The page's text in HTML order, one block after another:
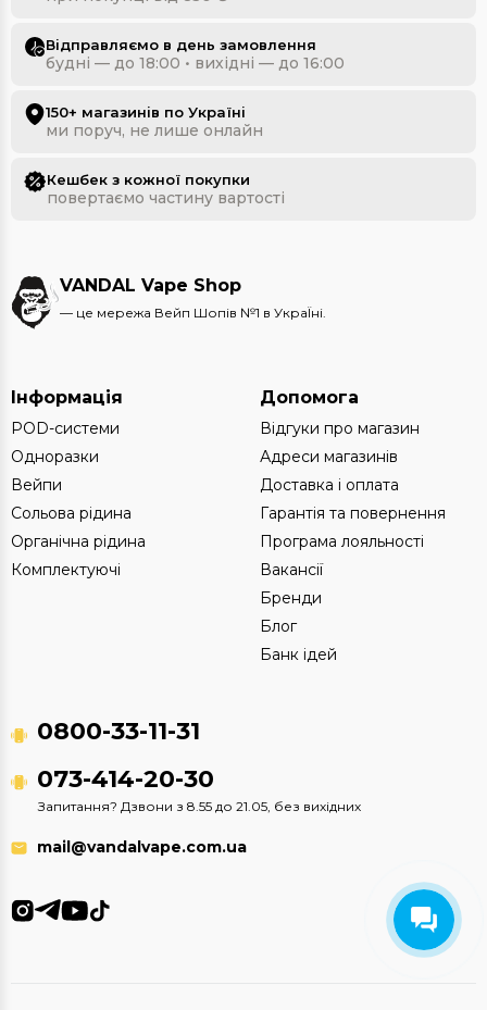
Відправляємо в день замовлення
будні — до 18:00 • вихідні — до 16:00
150+ магазинів по Україні
ми поруч, не лише онлайн
Кешбек з кожної покупки
повертаємо частину вартості
VANDAL Vape Shop
— це мережа Вейп Шопів №1 в УкраЇні.
Інформація
POD-системи
Одноразки
Вейпи
Сольова рідина
Органічна рідина
Комплектуючі
Допомога
Відгуки про магазин
Адреси магазинів
Доставка і оплата
Гарантія та повернення
Програма лояльності
Вакансії
Бренди
Блог
Банк ідей
0800-33-11-31
073-414-20-30
Запитання? Дзвони з 8.55 до 21.05, без вихідних
mail@vandalvape.com.ua